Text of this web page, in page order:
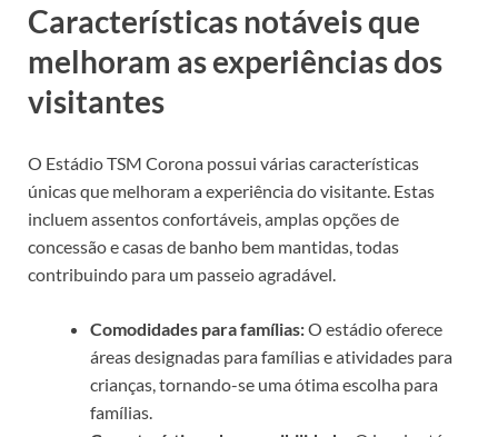
Características notáveis que
melhoram as experiências dos
visitantes
O Estádio TSM Corona possui várias características
únicas que melhoram a experiência do visitante. Estas
incluem assentos confortáveis, amplas opções de
concessão e casas de banho bem mantidas, todas
contribuindo para um passeio agradável.
Comodidades para famílias:O estádio oferece
áreas designadas para famílias e atividades para
crianças, tornando-se uma ótima escolha para
famílias.